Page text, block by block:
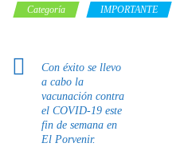
Categoría IMPORTANTE
Con éxito se llevo
a cabo la
vacunación contra
el COVID-19 este
fin de semana en
El Porvenir.